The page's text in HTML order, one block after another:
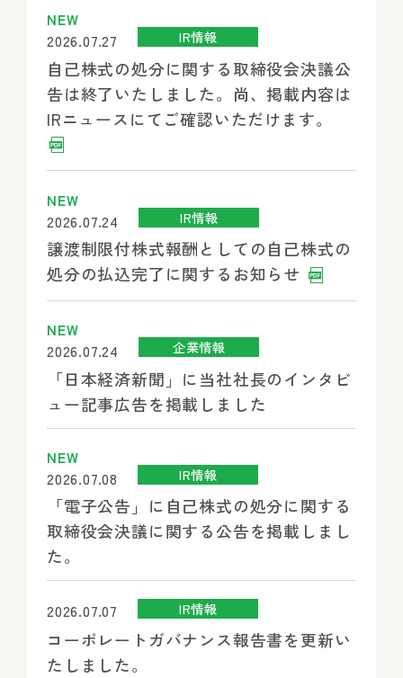
NEW
2026.07.27
IR情報
自己株式の処分に関する取締役会決議公
告は終了いたしました。尚、掲載内容は
IRニュースにてご確認いただけます。
NEW
2026.07.24
IR情報
譲渡制限付株式報酬としての自己株式の
処分の払込完了に関するお知らせ
NEW
2026.07.24
企業情報
「日本経済新聞」に当社社長のインタビ
ュー記事広告を掲載しました
NEW
2026.07.08
IR情報
「電子公告」に自己株式の処分に関する
取締役会決議に関する公告を掲載しまし
た。
2026.07.07 IR情報
コーポレートガバナンス報告書を更新い
たしました。